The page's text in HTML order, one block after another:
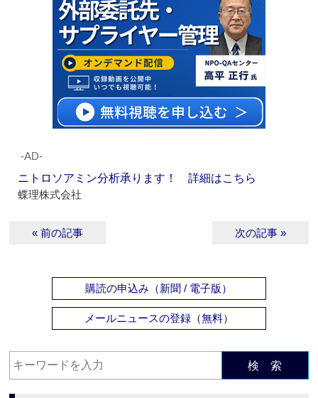
‐AD‐
ニトロソアミン分析承ります！ 詳細はこちら
蝶理株式会社
« 前の記事 次の記事 »
購読の申込み（新聞 / 電子版）
メールニュースの登録（無料）
検 索